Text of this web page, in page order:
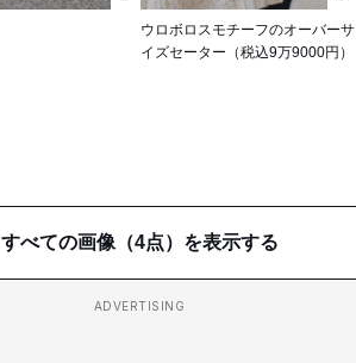
ウロボロスモチーフのオーバーサ
イズセーター（税込9万9000円）
すべての画像（4点）を表示する
ADVERTISING